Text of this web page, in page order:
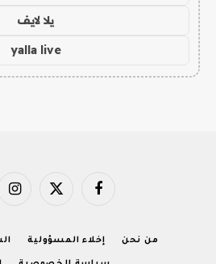
يلا لايف
yalla live
فيسبوك X
من نحن إخلاء المسؤولية